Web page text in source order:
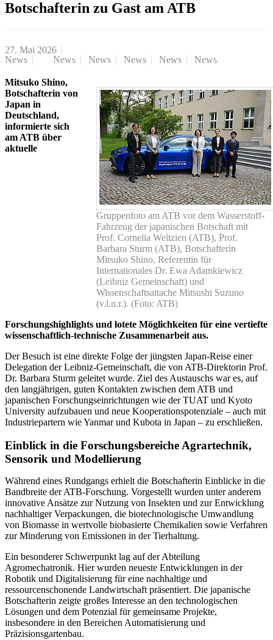
Botschafterin zu Gast am ATB
27. Mai 2026
News
News News News News News
Gruppenfoto am ATB vor dem Wasserstoff-
Fahrzeug der japanischen Botschaft mit
Prof. Cornelia Weltzien (ATB), Prof.
Barbara Sturm (ATB), Botschafterin
Mitsuko Shino, Referentin für
Internationales Dr. Ewa Adamkiewicz
(Leibniz Gemeinschaft) und
Wissenschaftsattache Mitsushi Suzuno
(v.l.n.r.). (Foto: ATB)
Mitsuko Shino,
Botschafterin von
Japan in
Deutschland,
informierte sich
am ATB über
aktuelle
Forschungshighlights und lotete Möglichkeiten für eine vertiefte
wissenschaftlich-technische Zusammenarbeit aus.
Der Besuch ist eine direkte Folge der jüngsten Japan-Reise einer
Delegation der Leibniz-Gemeinschaft, die von ATB-Direktorin Prof.
Dr. Barbara Sturm geleitet wurde. Ziel des Austauschs war es, auf
den langjährigen, guten Kontakten zwischen dem ATB und
japanischen Forschungseinrichtungen wie der TUAT und Kyoto
University aufzubauen und neue Kooperationspotenziale – auch mit
Industriepartern wie Yanmar und Kubota in Japan – zu erschließen.
Einblick in die Forschungsbereiche Agrartechnik,
Sensorik und Modellierung
Während eines Rundgangs erhielt die Botschafterin Einblicke in die
Bandbreite der ATB-Forschung. Vorgestellt wurden unter anderem
innovative Ansätze zur Nutzung von Insekten und zur Entwicklung
nachhaltiger Verpackungen, die biotechnologische Umwandlung
von Biomasse in wertvolle biobasierte Chemikalien sowie Verfahren
zur Minderung von Emissionen in der Tierhaltung.
Ein besonderer Schwerpunkt lag auf der Abteilung
Agromechatronik. Hier wurden neueste Entwicklungen in der
Robotik und Digitalisierung für eine nachhaltige und
ressourcenschonende Landwirtschaft präsentiert. Die japanische
Botschafterin zeigte großes Interesse an den technologischen
Lösungen und dem Potenzial für gemeinsame Projekte,
insbesondere in den Bereichen Automatisierung und
Präzisionsgartenbau.